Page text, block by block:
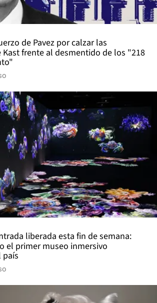
de Pavez por calzar las
frente al desmentido de los "218
liberada esta fin de semana:
el primer museo inmersivo
país